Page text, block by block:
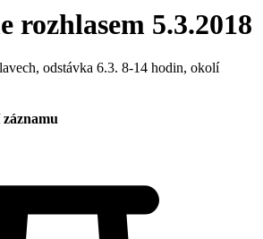
rozhlasem 5.3.2018
odstávka 6.3. 8-14 hodin, okolí